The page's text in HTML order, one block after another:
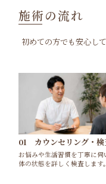
施術の流れ
初めての方でも安心し
01 カウンセリング・検
お悩みや生活習慣を丁寧に伺
体の状態を詳しく検査します。